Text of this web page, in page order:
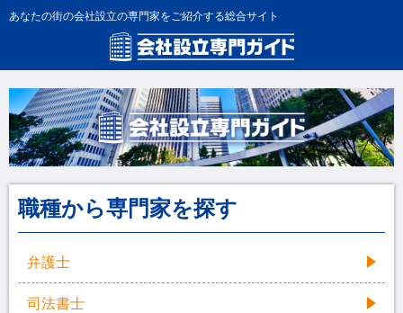
あなたの街の会社設立の専門家をご紹介する総合サイト
職種から専門家を探す
弁護士
司法書士